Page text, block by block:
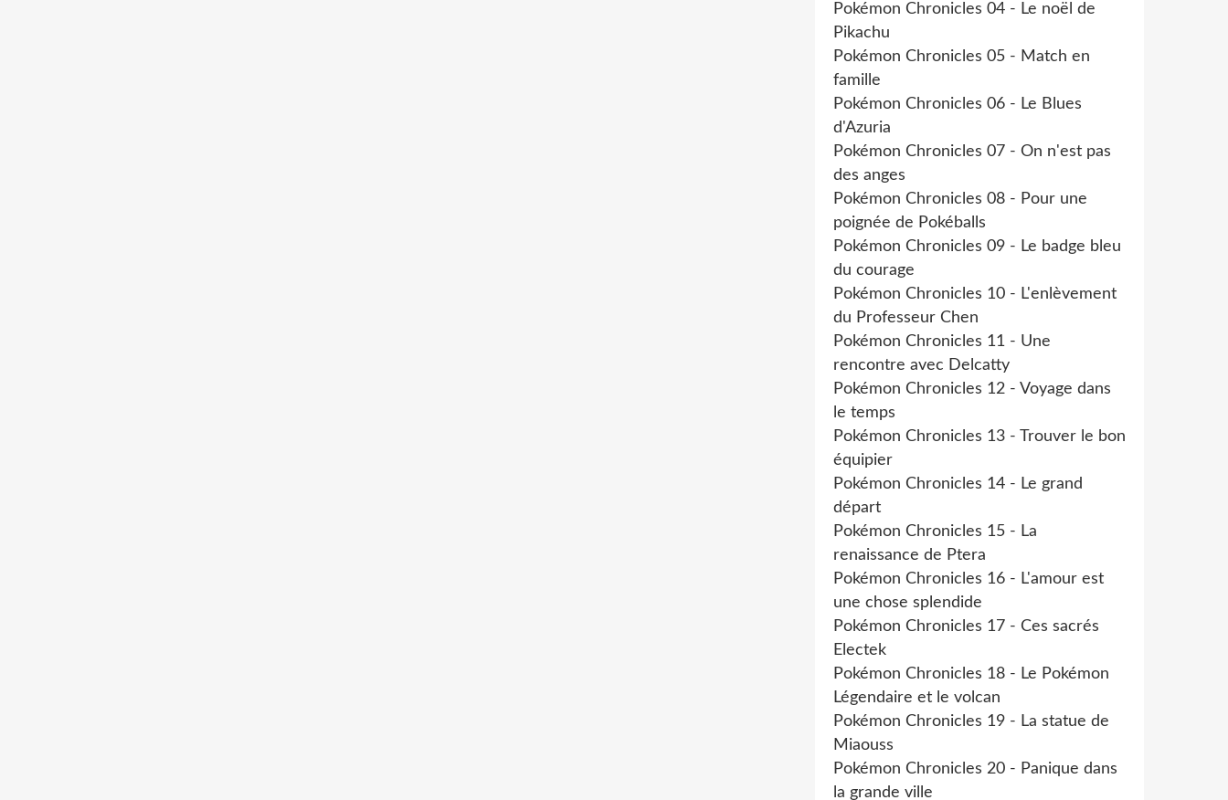
Pokémon Chronicles 04 - Le noël de
Pikachu
Pokémon Chronicles 05 - Match en
famille
Pokémon Chronicles 06 - Le Blues
d'Azuria
Pokémon Chronicles 07 - On n'est pas
des anges
Pokémon Chronicles 08 - Pour une
poignée de Pokéballs
Pokémon Chronicles 09 - Le badge bleu
du courage
Pokémon Chronicles 10 - L'enlèvement
du Professeur Chen
Pokémon Chronicles 11 - Une
rencontre avec Delcatty
Pokémon Chronicles 12 - Voyage dans
le temps
Pokémon Chronicles 13 - Trouver le bon
équipier
Pokémon Chronicles 14 - Le grand
départ
Pokémon Chronicles 15 - La
renaissance de Ptera
Pokémon Chronicles 16 - L'amour est
une chose splendide
Pokémon Chronicles 17 - Ces sacrés
Electek
Pokémon Chronicles 18 - Le Pokémon
Légendaire et le volcan
Pokémon Chronicles 19 - La statue de
Miaouss
Pokémon Chronicles 20 - Panique dans
la grande ville